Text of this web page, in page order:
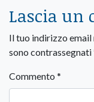
Lascia un
Il tuo indirizzo
sono contrassegnati
Commento *